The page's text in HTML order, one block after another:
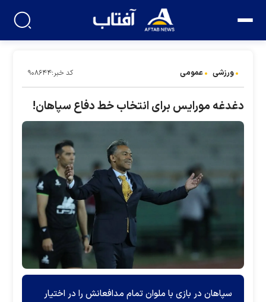
ورزشی عمومی کد خبر:۹۰۸۶۴۴
دغدغه مورایس برای انتخاب خط دفاع سپاهان!
سپاهان در بازی با ملوان تمام مدافعانش را در اختیار